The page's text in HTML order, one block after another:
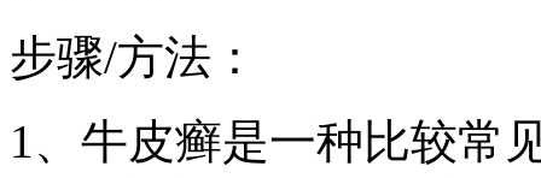
步骤/方法：
1、牛皮癣是一种比较常